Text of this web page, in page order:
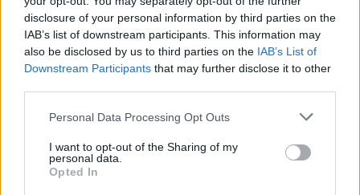
disclosure of your personal information by third parties on the
IAB’s list of downstream participants. This information may
also be disclosed by us to third parties on the IAB’s List of
Downstream Participants that may further disclose it to other
Please note that this website/app uses one or more Google
not limited to your visit or usage behaviour. You may click to
grant or deny consent to Google and its third-party tags to
use your data for below specified purposes in below Google
Personal Data Processing Opt Outs
I want to opt-out of the Sharing of my
personal data.
Opted In
5 éves a LibreOffice! Tömegesen
térnek rá át